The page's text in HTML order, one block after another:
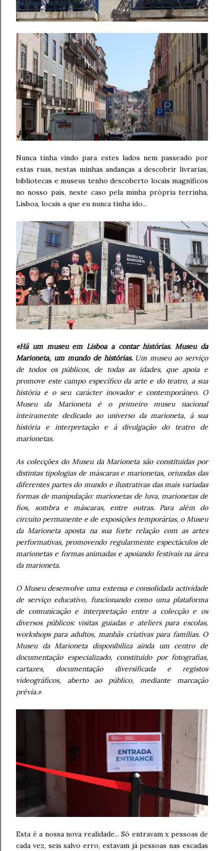
Nunca tinha vindo para estes lados nem passeado por
estas ruas, nestas minhas andanças a descobrir livrarias,
bibliotecas e museus tenho descoberto locais magníficos
no nosso país, neste caso pela minha própria terrinha,
Lisboa, locais a que eu nunca tinha ido...
«Há um museu em Lisboa a contar histórias. Museu da
Marioneta, um mundo de histórias.Um museu ao serviço
de todos os públicos, de todas as idades, que apoia e
promove este campo específico da arte e do teatro, a sua
história e o seu carácter inovador e contemporâneo. O
Museu da Marioneta é o primeiro museu nacional
inteiramente dedicado ao universo da marioneta, à sua
história e interpretação e à divulgação do teatro de
marionetas.
As colecções do Museu da Marioneta são constituídas por
distintas tipologias de máscaras e marionetas, oriundas das
diferentes partes do mundo e ilustrativas das mais variadas
formas de manipulação: marionetas de luva, marionetas de
fios, sombra e máscaras, entre outras. Para além do
circuito permanente e de exposições temporárias, o Museu
da Marioneta aposta na sua forte relação com as artes
performativas, promovendo regularmente espectáculos de
marionetas e formas animadas e apoiando festivais na área
da marioneta.
O Museu desenvolve uma extensa e consolidada actividade
de serviço educativo, funcionando como uma plataforma
de comunicação e interpretação entre a colecção e os
diversos públicos: visitas guiadas e ateliers para escolas,
workshops para adultos, manhãs criativas para famílias. O
Museu da Marioneta disponibiliza ainda um centro de
documentação especializado, constituído por fotografias,
cartazes, documentação diversificada e registos
videográficos, aberto ao público, mediante marcação
prévia.»
Esta é a nossa nova realidade... Só entravam x pessoas de
cada vez, seis salvo erro, estavam já pessoas nas escadas